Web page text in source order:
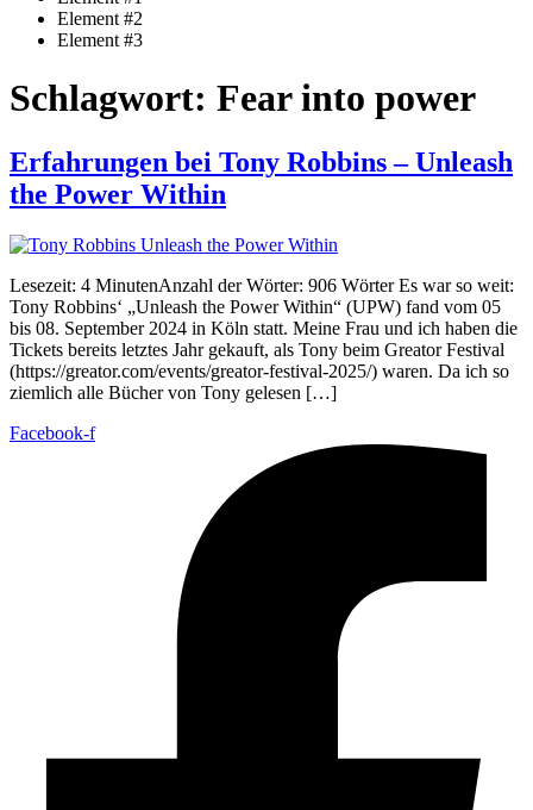
Element #2
Element #3
Schlagwort: Fear into power
Erfahrungen bei Tony Robbins – Unleash
the Power Within
Lesezeit: 4 MinutenAnzahl der Wörter: 906 Wörter Es war so weit:
Tony Robbins‘ „Unleash the Power Within“ (UPW) fand vom 05
bis 08. September 2024 in Köln statt. Meine Frau und ich haben die
Tickets bereits letztes Jahr gekauft, als Tony beim Greator Festival
(https://greator.com/events/greator-festival-2025/) waren. Da ich so
ziemlich alle Bücher von Tony gelesen […]
Facebook-f